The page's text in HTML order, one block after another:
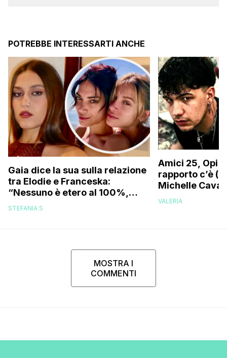
POTREBBE INTERESSARTI ANCHE
Gaia dice la sua sulla relazione
tra Elodie e Franceska:
“Nessuno è etero al 100%,
trovo folle che…”
STEFANIA S
Amici 25, Opi
rapporto c’è
Michelle
VALERIA
MOSTRA I
COMMENTI